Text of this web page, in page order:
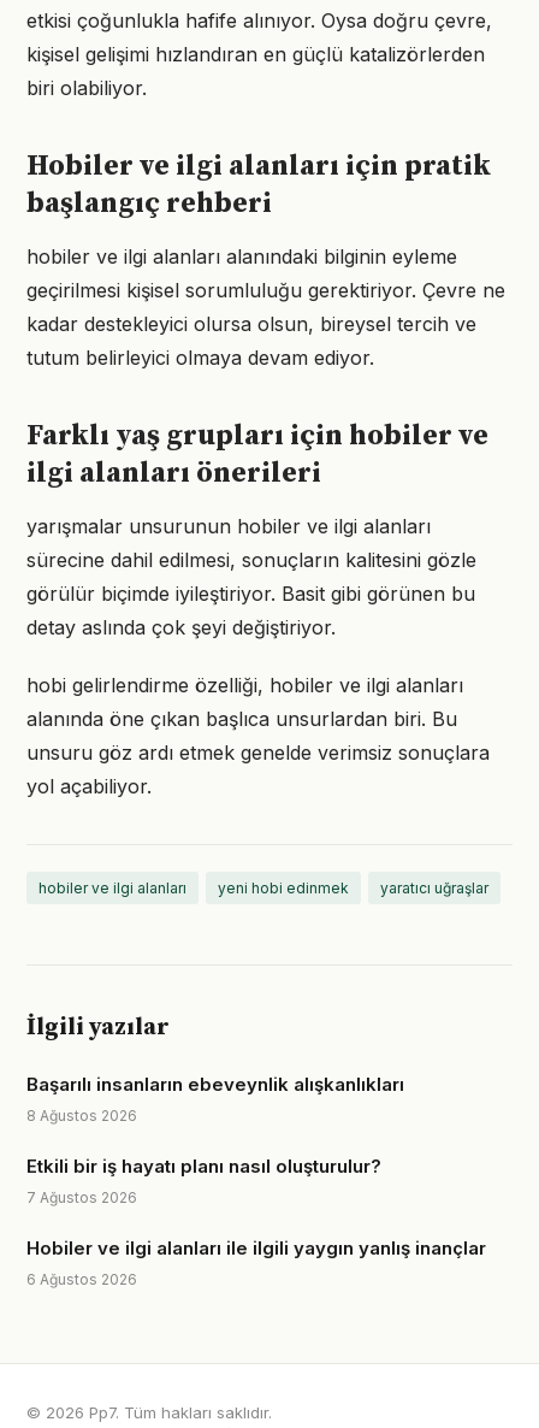
etkisi çoğunlukla hafife alınıyor. Oysa doğru çevre,
kişisel gelişimi hızlandıran en güçlü katalizörlerden
biri olabiliyor.
Hobiler ve ilgi alanları için pratik
başlangıç rehberi
hobiler ve ilgi alanları alanındaki bilginin eyleme
geçirilmesi kişisel sorumluluğu gerektiriyor. Çevre ne
kadar destekleyici olursa olsun, bireysel tercih ve
tutum belirleyici olmaya devam ediyor.
Farklı yaş grupları için hobiler ve
ilgi alanları önerileri
yarışmalar unsurunun hobiler ve ilgi alanları
sürecine dahil edilmesi, sonuçların kalitesini gözle
görülür biçimde iyileştiriyor. Basit gibi görünen bu
detay aslında çok şeyi değiştiriyor.
hobi gelirlendirme özelliği, hobiler ve ilgi alanları
alanında öne çıkan başlıca unsurlardan biri. Bu
unsuru göz ardı etmek genelde verimsiz sonuçlara
yol açabiliyor.
hobiler ve ilgi alanları yeni hobi edinmek yaratıcı uğraşlar
İlgili yazılar
Başarılı insanların ebeveynlik alışkanlıkları
8 Ağustos 2026
Etkili bir iş hayatı planı nasıl oluşturulur?
7 Ağustos 2026
Hobiler ve ilgi alanları ile ilgili yaygın yanlış inançlar
6 Ağustos 2026
© 2026 Pp7. Tüm hakları saklıdır.